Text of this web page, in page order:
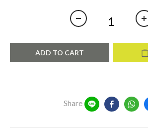
ADD TO CART
Share